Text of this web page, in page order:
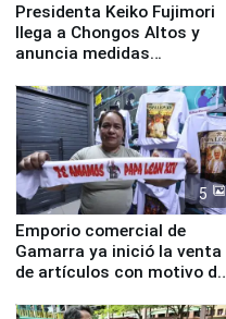
Presidenta Keiko Fujimori
llega a Chongos Altos y
anuncia medidas
educación, salud y empleo
5
Emporio comercial de
Gamarra ya inició la venta
de artículos con motivo de